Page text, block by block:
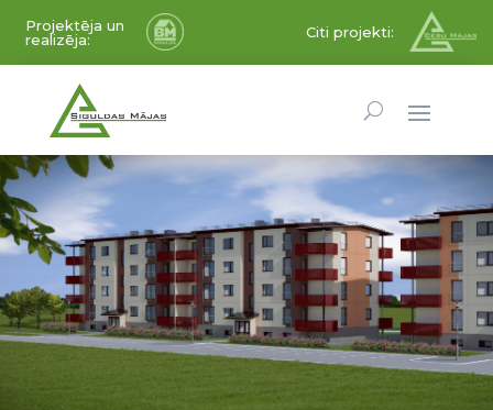
Projektēja un
realizēja:
Citi projekti: